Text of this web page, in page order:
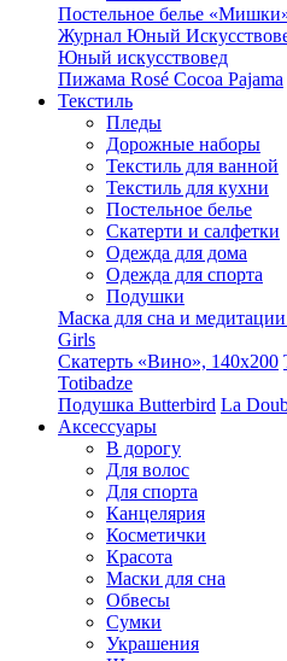
Постельное белье
Журнал Юный
Юный искусствовед
Пижама Rosé Cocoa Pajama
Текстиль
Пледы
Дорожные наборы
Текстиль для ванной
Текстиль для кухни
Постельное белье
Скатерти и салфетки
Одежда для дома
Одежда для спорта
Подушки
Маска для сна и медитации
Girls
Скатерть «Вино», 140х200
Totibadze
Подушка Butterbird La
Аксессуары
В дорогу
Для волос
Для спорта
Канцелярия
Косметички
Красота
Маски для сна
Обвесы
Сумки
Украшения